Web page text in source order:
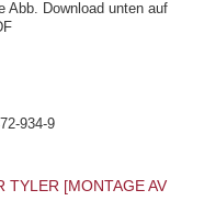
Abb. Download unten auf
934-9
TYLER [MONTAGE AV